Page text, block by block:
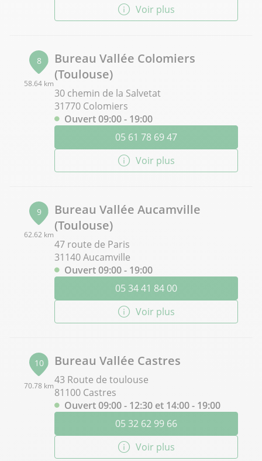
Voir plus
8
58.64 km
Bureau Vallée Colomiers
(Toulouse)
30 chemin de la Salvetat
31770 Colomiers
Ouvert 09:00 - 19:00
05 61 78 69 47
Voir plus
9
62.62 km
Bureau Vallée Aucamville
(Toulouse)
47 route de Paris
31140 Aucamville
Ouvert 09:00 - 19:00
05 34 41 84 00
Voir plus
10
70.78 km
Bureau Vallée Castres
43 Route de toulouse
81100 Castres
Ouvert 09:00 - 12:30 et 14:00 - 19:00
05 32 62 99 66
Voir plus